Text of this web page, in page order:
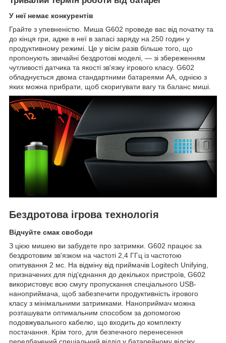
У неї немає конкурентів
Грайте з упевненістю. Миша G602 проведе вас від початку та
до кінця гри, адже в неї в запасі заряду на 250 годин у
продуктивному режимі. Це у вісім разів більше того, що
пропонують звичайні бездротові моделі, — зі збереженням
чутливості датчика та якості зв'язку ігрового класу. G602
обладнується двома стандартними батареями AA, однією з
яких можна прибрати, щоб скоригувати вагу та баланс миші.
Бездротова ігрова технологія
Відчуйте смак свободи
З цією мишею ви забудете про затримки. G602 працює за
бездротовим зв'язком на частоті 2,4 ГГц із частотою
опитування 2 мс. На відміну від приймачів Logitech Unifying,
призначених для під'єднання до декількох пристроїв, G602
використовує всю смугу пропускання спеціального USB-
наноприймача, щоб забезпечити продуктивність ігрового
класу з мінімальними затримками. Наноприймач можна
розташувати оптимальним способом за допомогою
подовжувального кабелю, що входить до комплекту
постачання. Крім того, для безпечного перенесення